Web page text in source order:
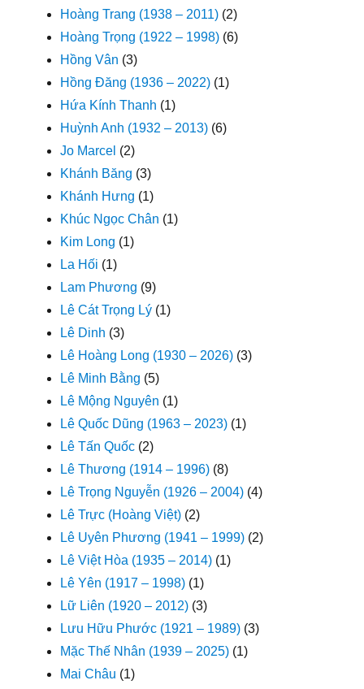
Hoàng Trang (1938 – 2011) (2)
Hoàng Trọng (1922 – 1998) (6)
Hồng Vân (3)
Hồng Đăng (1936 – 2022) (1)
Hứa Kính Thanh (1)
Huỳnh Anh (1932 – 2013) (6)
Jo Marcel (2)
Khánh Băng (3)
Khánh Hưng (1)
Khúc Ngọc Chân (1)
Kim Long (1)
La Hối (1)
Lam Phương (9)
Lê Cát Trọng Lý (1)
Lê Dinh (3)
Lê Hoàng Long (1930 – 2026) (3)
Lê Minh Bằng (5)
Lê Mộng Nguyên (1)
Lê Quốc Dũng (1963 – 2023) (1)
Lê Tấn Quốc (2)
Lê Thương (1914 – 1996) (8)
Lê Trọng Nguyễn (1926 – 2004) (4)
Lê Trực (Hoàng Việt) (2)
Lê Uyên Phương (1941 – 1999) (2)
Lê Việt Hòa (1935 – 2014) (1)
Lê Yên (1917 – 1998) (1)
Lữ Liên (1920 – 2012) (3)
Lưu Hữu Phước (1921 – 1989) (3)
Mặc Thế Nhân (1939 – 2025) (1)
Mai Châu (1)